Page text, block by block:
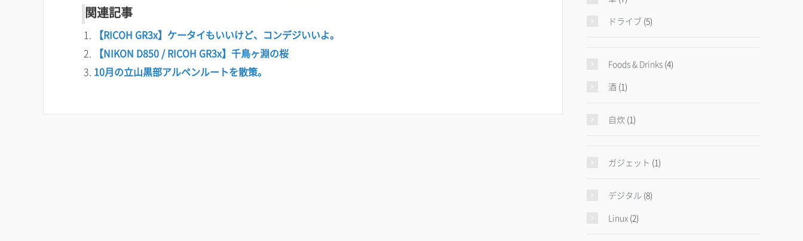
関連記事
【RICOH GR3x】ケータイもいいけど、コンデジいいよ。
【NIKON D850 / RICOH GR3x】千鳥ヶ淵の桜
10月の立山黒部アルペンルートを散策。
ドライブ (5)
Foods & Drinks (4)
酒 (1)
自炊 (1)
ガジェット (1)
デジタル (8)
Linux (2)